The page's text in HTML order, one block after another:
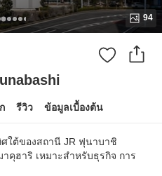
94
รีวิว ข้อมูลเบื้องต้น
ใต้ของสถานี JR ฟุนาบาชิ
คุฮาริ เหมาะสำหรับธุรกิจ การ